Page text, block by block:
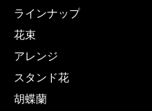
ラインナップ
花束
アレンジ
スタンド花
胡蝶蘭